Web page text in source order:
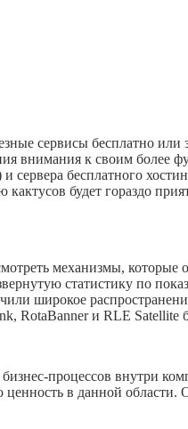
сервисы бесплатно или
внимания к своим
и сервера бесплатного
будет гораздо
механизмы, которые
статистику по
широкое
RotaBanner и RLE Satellite
процессов внутри
в данной